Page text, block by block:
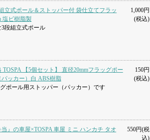
立式ポール＆ストッパー付 袋仕立てフラッ
塩ビ樹脂製
1,000円
(税込)
段組立式ポール
【5個セット】 直径20mmフラッグポー
ッカー）白 ABS樹脂
150円
(税込)
ポール用ストッパー（パッカー）です
』の車屋×TOSPA 車屋 ミニ ハンカチ タオ
550円(税
込)